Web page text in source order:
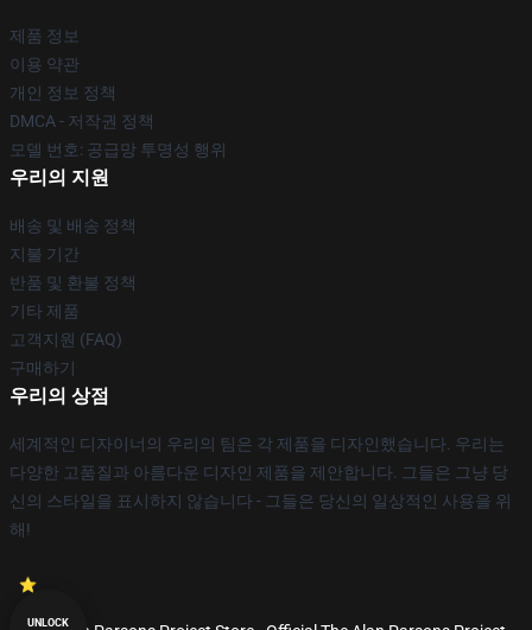
제품 정보
이용 약관
개인 정보 정책
DMCA - 저작권 정책
모델 번호: 공급망 투명성 행위
우리의 지원
배송 및 배송 정책
지불 기간
반품 및 환불 정책
기타 제품
고객지원 (FAQ)
구매하기
우리의 상점
세계적인 디자이너의 우리의 팀은 각 제품을 디자인했습니다. 우리는
다양한 고품질과 아름다운 디자인 제품을 제안합니다. 그들은 그냥 당
신의 스타일을 표시하지 않습니다 - 그들은 당신의 일상적인 사용을 위
해!
UNLOCK